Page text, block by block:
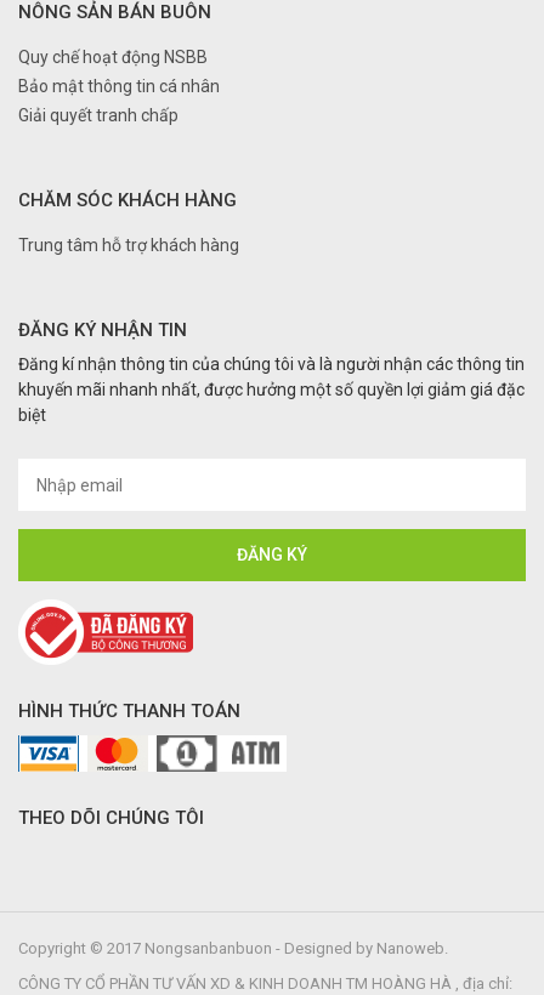
NÔNG SẢN BÁN BUÔN
Quy chế hoạt động NSBB
Bảo mật thông tin cá nhân
Giải quyết tranh chấp
CHĂM SÓC KHÁCH HÀNG
Trung tâm hỗ trợ khách hàng
ĐĂNG KÝ NHẬN TIN
Đăng kí nhận thông tin của chúng tôi và là người nhận các thông tin
khuyến mãi nhanh nhất, được hưởng một số quyền lợi giảm giá đặc
biệt
HÌNH THỨC THANH TOÁN
THEO DÕI CHÚNG TÔI
Copyright © 2017 Nongsanbanbuon - Designed by Nanoweb.
CÔNG TY CỔ PHẦN TƯ VẤN XD & KINH DOANH TM HOÀNG HÀ , địa chỉ: